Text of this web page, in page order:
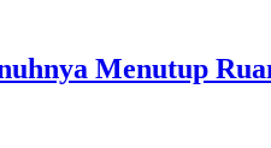
Menutup